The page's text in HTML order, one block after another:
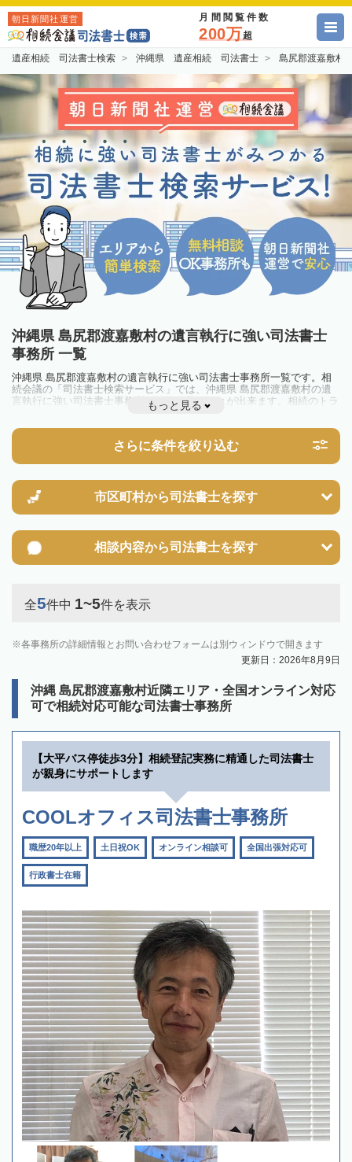
朝日新聞社運営 月間閲覧件数
200万超
遺産相続 司法書士検索 沖縄県 遺産相続 司法書士 島尻郡渡嘉敷
沖縄県 島尻郡渡嘉敷村の遺言執行に強い司法書士
事務所 一覧
沖縄県 島尻郡渡嘉敷村の遺言執行に強い司法書士事務所一覧です。相
続会議の「司法書士検索サービス」では、沖縄県 島尻郡渡嘉敷村の遺
言執行に強い司法書士事務所を一覧で見ることが出来ます。相続のトラ
ブルやお悩みを抱えている方は一度近隣の司法書士に相談してみましょ
もっと見る
さらに条件を絞り込む
市区町村から司法書士を探す
相談内容から司法書士を探す
全5件中 1~5件を表示
各事務所の詳細情報とお問い合わせフォームは別ウィンドウで開きます
更新日：2026年8月9日
沖縄 島尻郡渡嘉敷村近隣エリア・全国オンライン対応
可で相続対応可能な司法書士事務所
【大平バス停徒歩3分】相続登記実務に精通した司法書士
が親身にサポートします
COOLオフィス司法書士事務所
職歴20年以上 土日祝OK オンライン相談可 全国出張対応可
行政書士在籍